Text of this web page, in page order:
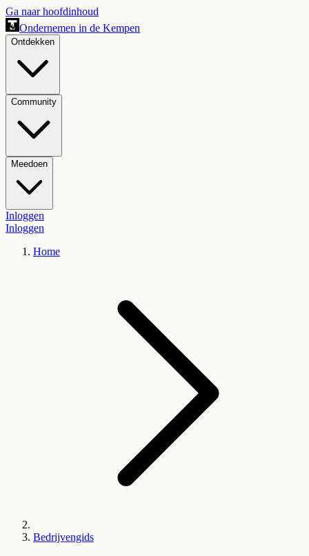
Ga naar hoofdinhoud
Ondernemen in de Kempen
Ontdekken
Community
Meedoen
Inloggen
Inloggen
Home
Bedrijvengids